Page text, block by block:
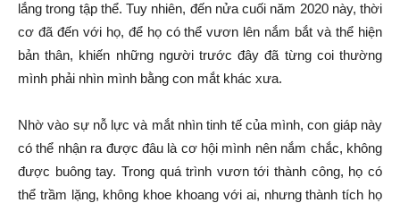
lắng trong tập thể. Tuy nhiên, đến nửa cuối năm 2020 này, thời
cơ đã đến với họ, để họ có thể vươn lên nắm bắt và thể hiện
bản thân, khiến những người trước đây đã từng coi thường
mình phải nhìn mình bằng con mắt khác xưa.
Nhờ vào sự nỗ lực và mắt nhìn tinh tế của mình, con giáp này
có thể nhận ra được đâu là cơ hội mình nên nắm chắc, không
được buông tay. Trong quá trình vươn tới thành công, họ có
thể trầm lặng, không khoe khoang với ai, nhưng thành tích họ